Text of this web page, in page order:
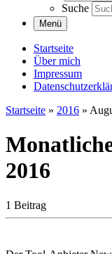
Suche
Menü
Startseite
Über mich
Impressum
Startseite » 2016 »
2016
1 Beitrag